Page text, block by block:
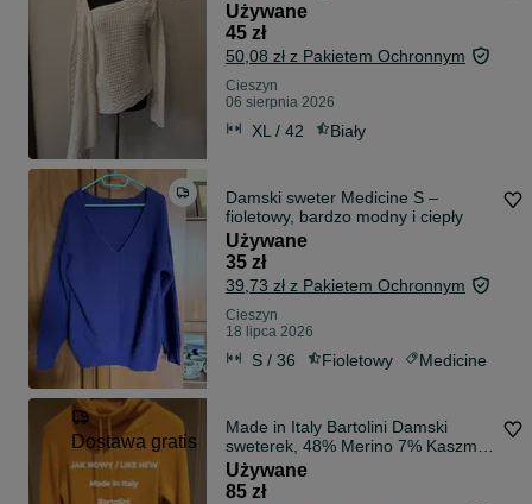
Używane
45 zł
50,08 zł z Pakietem Ochronnym
Cieszyn
06 sierpnia 2026
XL / 42 Biały
Damski sweter Medicine S –
fioletowy, bardzo modny i ciepły
Używane
35 zł
39,73 zł z Pakietem Ochronnym
Cieszyn
18 lipca 2026
S / 36 Fioletowy Medicine
Dostawa gratis
Made in Italy Bartolini Damski
sweterek, 48% Merino 7% Kaszmir,
S/M
Używane
85 zł